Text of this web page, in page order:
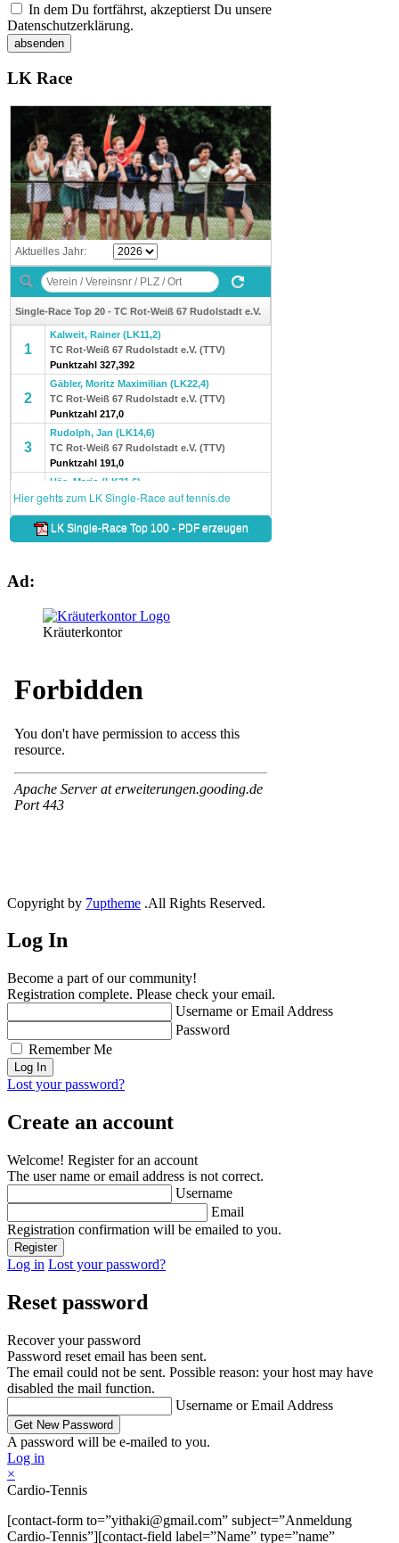
In dem Du fortfährst, akzeptierst Du unsere
Datenschutzerklärung.
LK Race
Ad:
Kräuterkontor
Copyright by 7uptheme .All Rights Reserved.
Log In
Become a part of our community!
Registration complete. Please check your email.
Username or Email Address
Password
Remember Me
Lost your password?
Create an account
Welcome! Register for an account
The user name or email address is not correct.
Username
Email
Registration confirmation will be emailed to you.
Log in Lost your password?
Reset password
Recover your password
Password reset email has been sent.
The email could not be sent. Possible reason: your host may have
disabled the mail function.
Username or Email Address
A password will be e-mailed to you.
Log in
×
Cardio-Tennis
[contact-form to=”yithaki@gmail.com” subject=”Anmeldung
Cardio-Tennis”][contact-field label=”Name” type=”name”